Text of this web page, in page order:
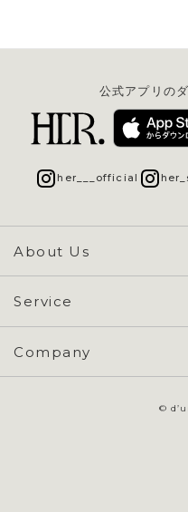
About Us
Concept & Overview
Service
会員登録 / ログイン
ご利用ガイド
Company
公式アプリの
her___official
©